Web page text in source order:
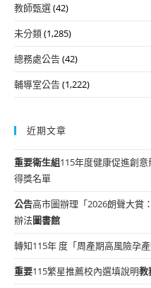
教師甄選(42)
未分類(1,285)
總務處公告(42)
輔導室公告(1,222)
近期文章
重要衛生組115年度健康促進創
得獎名單
公告高市圖辦理「2026朗聲大賞
辦法圖書館
轉知115年 度「周產期高風險孕
重要115繁星推薦校內選填說明教